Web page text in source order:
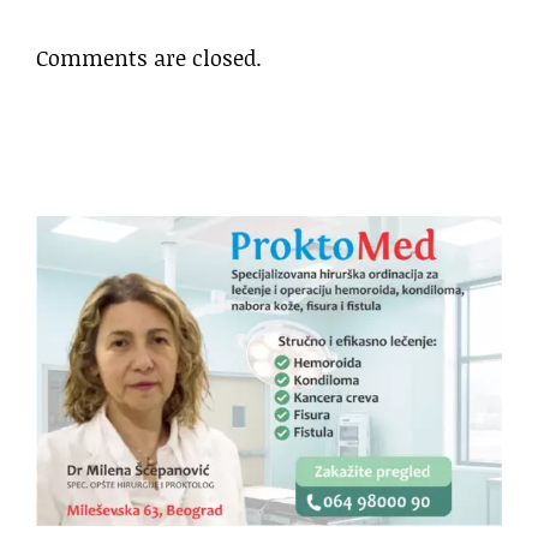
Comments are closed.